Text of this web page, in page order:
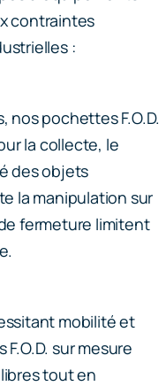
contraintes
:
nos pochettes F.O.D.
la collecte, le
des objets
la manipulation sur
fermeture limitent
mobilité et
sur mesure
tout en